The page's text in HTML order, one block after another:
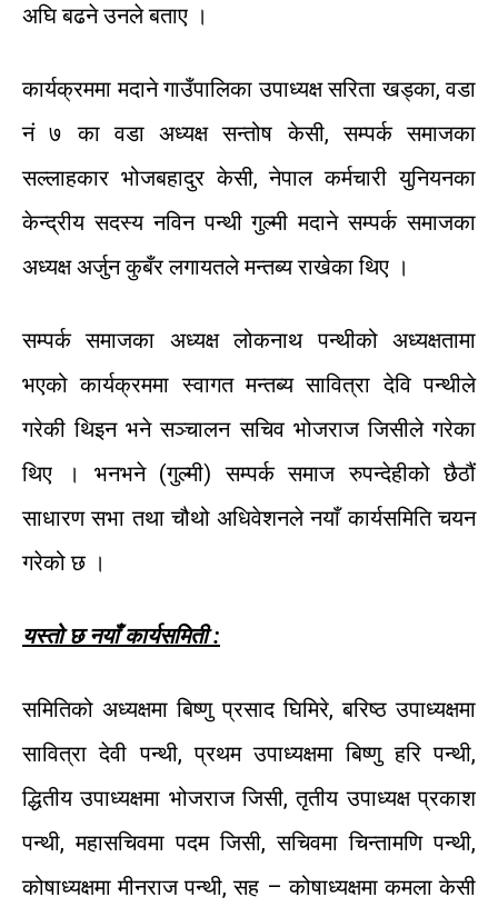
अघि बढने उनले बताए ।
कार्यक्रममा मदाने गाउँपालिका उपाध्यक्ष सरिता खड्का,वडा
नं ७ का वडा अध्यक्ष सन्तोष केसी,सम्पर्क समाजका
सल्लाहकार भोजबहादुरकेसी,नेपाल कर्मचारी युनियनका
केन्द्रीय सदस्य नविन पन्थी गुल्मी मदाने सम्पर्क समाजका
अध्यक्ष अर्जुन कुबँर लगायतलेमन्तब्य राखेका थिए ।
सम्पर्क समाजका अध्यक्ष लोकनाथ पन्थीको अध्यक्षतामा
भएको कार्यक्रममा स्वागत मन्तब्य सावित्रा देवि पन्थीले
गरेकी थिइन भनेसञ्चालन सचिव भोजराज जिसीले गरेका
थिए
। भनभने(गुल्मी)सम्पर्क समाज रुपन्देहीको छैठौं
साधारण सभा तथा चौथो अधिवेशनलेनयाँ कार्यसमिति चयन
गरेको छ ।
यस्तो छ नयाँ कार्यसमिती:
समितिको अध्यक्षमा बिष्णु प्रसाद घिमिरे,बरिष्ठ उपाध्यक्षमा
सावित्रा देवी पन्थी,प्रथम उपाध्यक्षमा बिष्णु हरि पन्थी,
द्धितीयउपाध्यक्षमा भोजराज जिसी,तृतीय उपाध्यक्ष प्रकाश
पन्थी,महासचिवमा पदम जिसी,सचिवमा चिन्तामणि पन्थी,
कोषाध्यक्षमामीनराज पन्थी,सह –कोषाध्यक्षमा कमला केसी